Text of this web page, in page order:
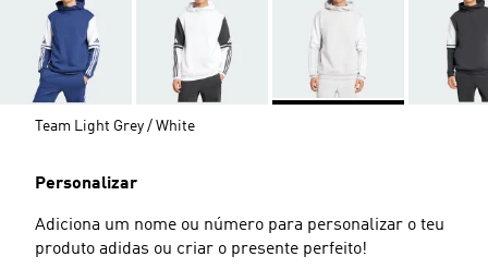
Team Light Grey / White
Personalizar
Adiciona um nome ou número para personalizar o teu
produto adidas ou criar o presente perfeito!